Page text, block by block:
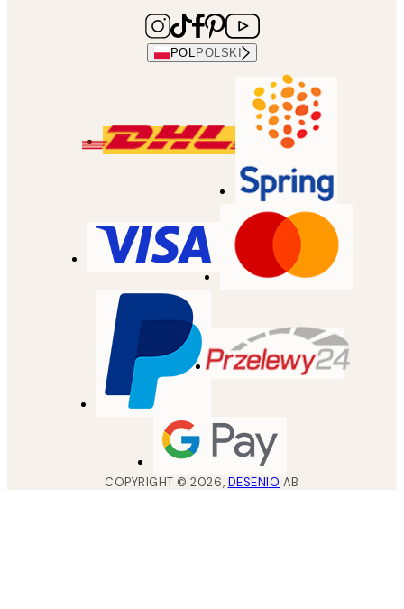
POL POLSKI
COPYRIGHT ©2026, DESENIO AB